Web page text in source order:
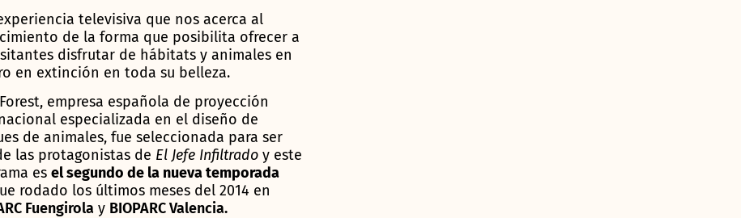
televisiva que nos acerca al
de la forma que posibilita ofrecer a
disfrutar de hábitats y animales en
en extinción en toda su belleza.
empresa española de proyección
especializada en el diseño de
de animales, fue seleccionada para ser
las protagonistas de El Jefe Infiltrado y este
es el segundo de la nueva temporada
rodado los últimos meses del 2014 en
Fuengirola y BIOPARC Valencia.